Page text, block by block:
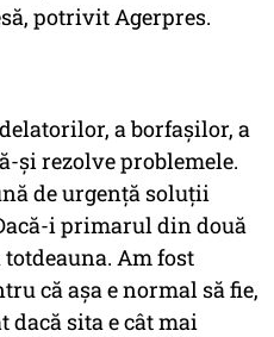
potrivit Agerpres.
a borfaşilor, a
şi rezolve problemele.
de urgenţă soluţii
i primarul din două
Am fost
că aşa e normal să fie,
dacă sita e cât mai